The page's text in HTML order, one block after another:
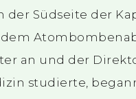
der Südseite der
an und der
studierte,